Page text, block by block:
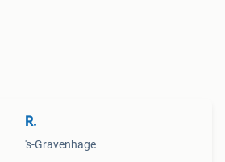
R.
's-Gravenhage